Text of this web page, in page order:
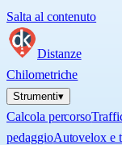
Salta al contenuto
Distanze
Chilometriche
Strumenti▾
Calcola percorso
pedaggioAutovelox e